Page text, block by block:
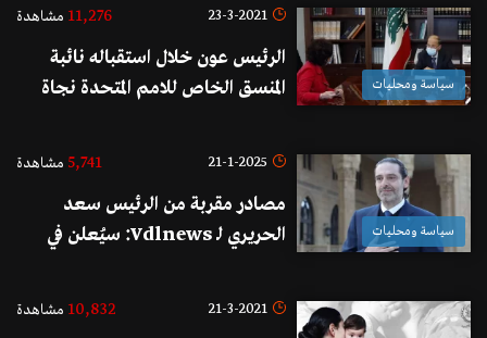
سياسة ومحليات
23-3-2021
11,276 مشاهدة
الرئيس عون خلال استقباله نائبة
المنسق الخاص للامم المتحدة نجاة
التعاون بين الجيش واليونيفيل
سياسة ومحليات
21-1-2025
5,741 مشاهدة
مصادر مقربة من الرئيس سعد
الحريري لـ Vdlnews: سيُعلن في
21-3-2021
10,832 مشاهدة